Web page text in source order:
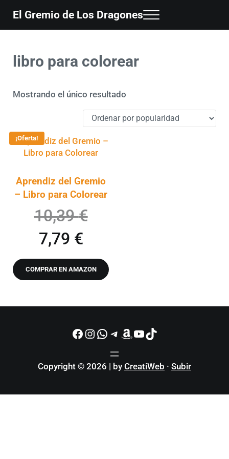
El Gremio de Los Dragones Menu
libro para colorear
Mostrando el único resultado
¡Oferta!
Aprendiz del Gremio
– Libro para Colorear
10,39€
El precio original era:
7,79 €El precio actual es:
COMPRAR EN AMAZON
Facebook
Instagram
WhatsApp
Telegram
Amazon
YouTube
TikTok
Copyright © 2026 | by CreatiWeb · Subir